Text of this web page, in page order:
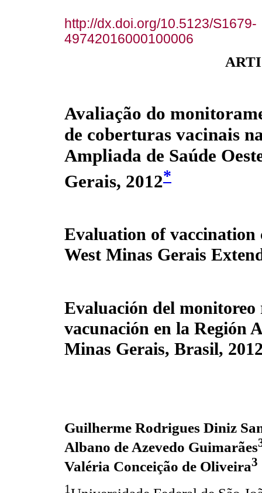
http://dx.doi.org/10.5123/S1679-
49742016000100006
Avaliação do
de coberturas vacinais
Ampliada de Saúde
Gerais, 2012*
Evaluation of
West Minas Gerais
Evaluación del
vacunación en la Región
Minas Gerais, Brasil,
Guilherme Rodrigues Diniz
Albano de Azevedo Guimarães
Valéria Conceição de Oliveira3
1